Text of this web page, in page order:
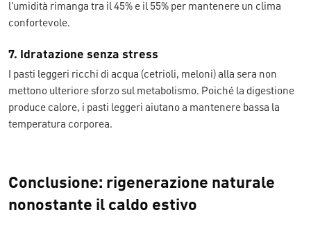
l'umidità rimanga tra il 45% e il 55% per mantenere un clima
confortevole.
7. Idratazione senza stress
I pasti leggeri ricchi di acqua (cetrioli, meloni) alla sera non
mettono ulteriore sforzo sul metabolismo. Poiché la digestione
produce calore, i pasti leggeri aiutano a mantenere bassa la
temperatura corporea.
Conclusione: rigenerazione naturale
nonostante il caldo estivo